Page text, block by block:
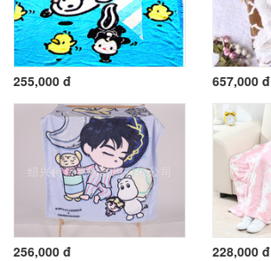
255,000 đ 657,000 đ
256,000 đ 228,000 đ